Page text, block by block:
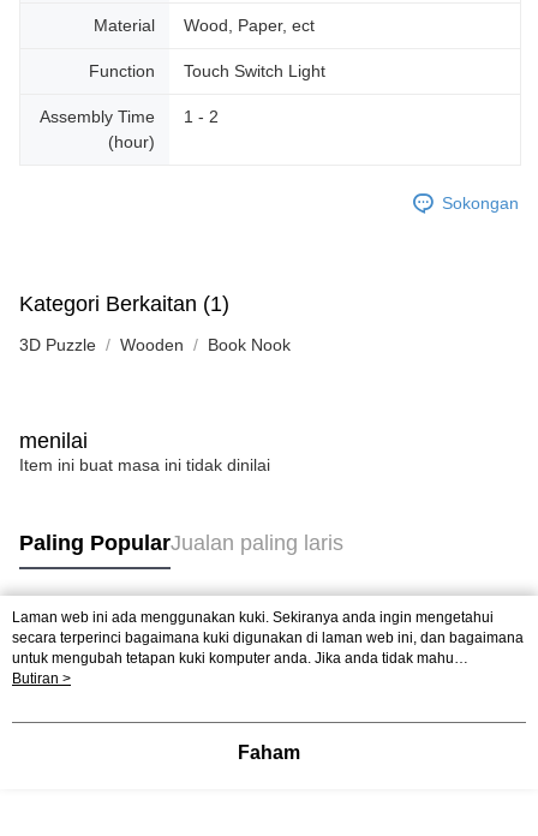
Material Wood, Paper, ect
Function Touch Switch Light
Assembly Time
(hour)
1 - 2
Sokongan
Kategori Berkaitan (1)
3D Puzzle Wooden Book Nook
menilai
Item ini buat masa ini tidak dinilai
Paling PopularJualan paling laris
Tag Popular
Jualan paling laris
Laman web ini ada menggunakan kuki. Sekiranya anda ingin mengetahui
secara terperinci bagaimana kuki digunakan di laman web ini, dan bagaimana
untuk mengubah tetapan kuki komputer anda. Jika anda tidak mahu
menggunakan kuki di komputer anda, sila rujuk penerangan mengenai kuki.
mengetahui secara terperinci bagaimana kuki digunakan di laman web ini,
mahu menggunakan kuki di komputer anda, sila rujuk penerangan mengenai
Butiran >
Faham